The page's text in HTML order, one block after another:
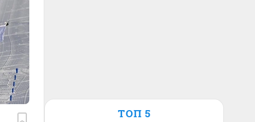
ТОП 5